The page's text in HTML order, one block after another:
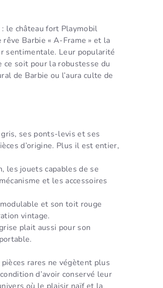
le château fort Playmobil
Barbie « A-Frame » et la
sentimentale. Leur popularité
ce soit pour la robustesse du
de Barbie ou l’aura culte de
ses ponts-levis et ses
d’origine. Plus il est entier,
les jouets capables de se
et les accessoires
et son toit rouge
vintage.
plait aussi pour son
rares ne végètent plus
d’avoir conservé leur